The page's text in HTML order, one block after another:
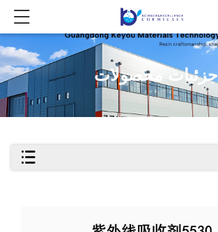
جزئیات محصولات